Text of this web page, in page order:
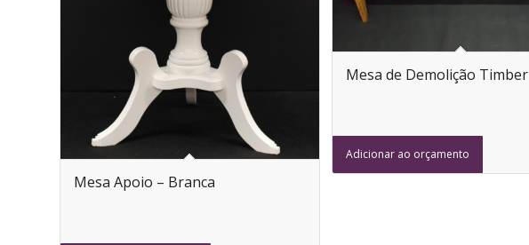
Mesa Apoio – Branca
Mesa de Demolição Timber
Adicionar ao orçamento